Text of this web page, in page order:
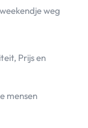
weg
Prijs en
mensen